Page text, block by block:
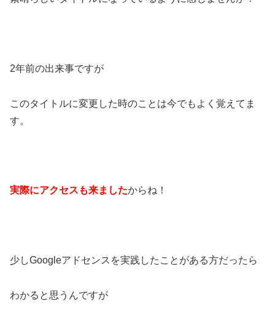
2年前の出来事ですが
このタイトルに変更した時のことは今でもよく覚えてま
す。
実際にアクセスも来ましたからね！
少しGoogleアドセンスを実践したことがある方だったら
わかると思うんですが